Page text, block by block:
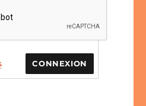
CONNEXION